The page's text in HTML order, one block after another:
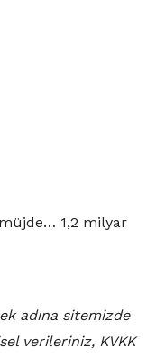
1,2 milyar
adına sitemizde
verileriniz, KVKK